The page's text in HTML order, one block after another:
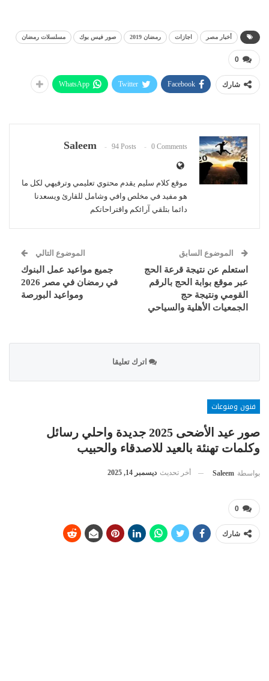
أخبار مصر اجازات رمضان 2019 صور فيس بوك مسلسلات رمضان
0
شارك Facebook
Twitter
WhatsApp
Saleem 94 Posts 0 Comments
موقع كلام سليم يقدم محتوي تعليمي وترفيهي لكل ما
هو مفيد في مخلص وافي وشامل للقارئ ويسعدنا
دائما بتلقي آرائكم واقتراحاتكم
الموضوع السابق
استعلم عن نتيجة قرعة الحج
عبر موقع بوابة الحج بالرقم
القومي ونتيجة حج
الجمعيات الأهلية والسياحي
الموضوع التالي
جميع مواعيد عمل البنوك
في رمضان في مصر 2026
ومواعيد البورصة
اترك تعليقا
فنون ومنوعات
صور عيد الأضحى 2025 جديدة واحلي رسائل
وكلمات تهنئة بالعيد للاصدقاء والحبيب
بواسطة Saleem أخر تحديث ديسمبر 14, 2025
0
شارك